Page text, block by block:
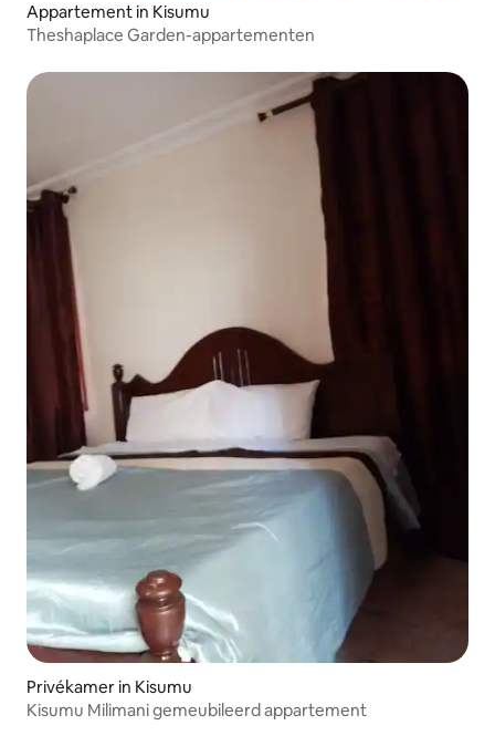
Appartement in Kisumu
Theshaplace Garden-appartementen
Privékamer in Kisumu
Kisumu Milimani gemeubileerd appartement